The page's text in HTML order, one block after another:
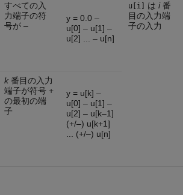
すべての入
力端子の符
号が –
y = 0.0 –
u[0] – u[1] –
u[2] ... – u[n]
u[i] は i番
目の入力端
子の入力
k番目の入力
端子が符号 +
の最初の端
子
y = u[k] –
u[0] – u[1] –
u[2] – u[k–1]
(+/–) u[k+1]
... (+/–) u[n]